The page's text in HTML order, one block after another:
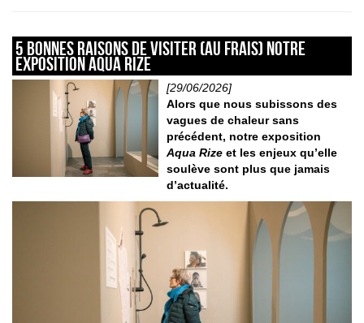
5 bonnes raisons de visiter (au frais) notre
exposition Aqua Rize
[29/06/2026]
Alors que nous subissons des
vagues de chaleur sans
précédent, notre exposition
Aqua Rizeet les enjeux qu’elle
soulève sont plus que jamais
d’actualité.